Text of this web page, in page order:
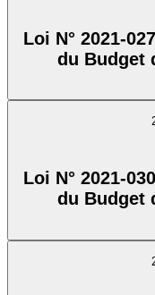
Loi N° 2021-
du Budget
Loi N° 2021-
du Budget